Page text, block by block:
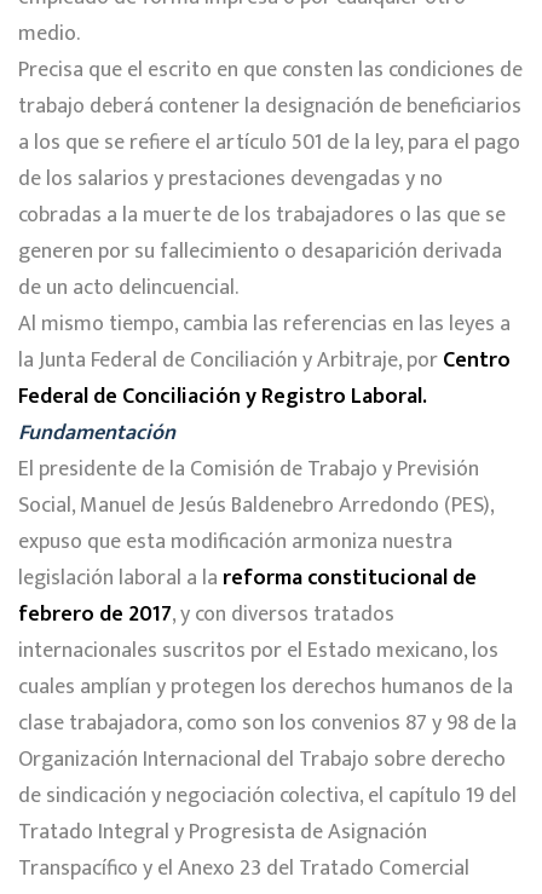
medio.
Precisa que el escrito en que consten las condiciones de
trabajo deberá contener la designación de beneficiarios
a los que se refiere el artículo 501 de la ley, para el pago
de los salarios y prestaciones devengadas y no
cobradas a la muerte de los trabajadores o las que se
generen por su fallecimiento o desaparición derivada
de un acto delincuencial.
Al mismo tiempo, cambia las referencias en las leyes a
la Junta Federal de Conciliación y Arbitraje, porCentro
Federal de Conciliación y Registro Laboral.
Fundamentación
El presidente de la Comisión de Trabajo y Previsión
Social, Manuel de Jesús Baldenebro Arredondo (PES),
expuso que esta modificación armoniza nuestra
legislación laboral a la reforma constitucional de
febrero de 2017, y con diversos tratados
internacionales suscritos por el Estado mexicano, los
cuales amplían y protegen los derechos humanos de la
clase trabajadora, como son los convenios 87 y 98 de la
Organización Internacional del Trabajo sobre derecho
de sindicación y negociación colectiva, el capítulo 19 del
Tratado Integral y Progresista de Asignación
Transpacífico y el Anexo 23 del Tratado Comercial